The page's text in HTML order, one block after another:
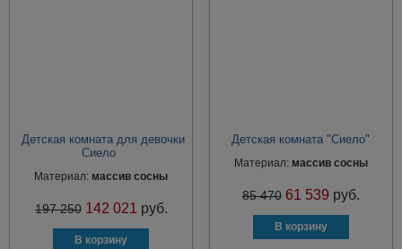
Детская комната для девочки
Сиело
Материал: массив сосны
197 250 142 021 руб.
Детская комната "Сиело"
Материал: массив сосны
85 470 61 539 руб.